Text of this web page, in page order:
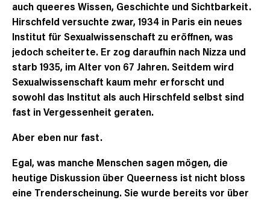
auch queeres Wissen, Geschichte und Sichtbarkeit.
Hirschfeld versuchte zwar, 1934 in Paris ein neues
Institut für Sexualwissenschaft zu eröffnen, was
jedoch scheiterte. Er zog daraufhin nach Nizza und
starb 1935, im Alter von 67 Jahren. Seitdem wird
Sexualwissenschaft kaum mehr erforscht und
sowohl das Institut als auch Hirschfeld selbst sind
fast in Vergessenheit geraten.
Aber eben nur fast.
Egal, was manche Menschen sagen mögen, die
heutige Diskussion über Queerness ist nicht bloss
eine Trenderscheinung. Sie wurde bereits vor über